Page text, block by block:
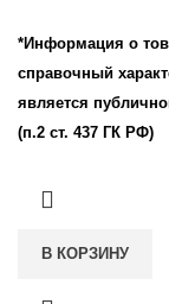
*Информация о
справочный
является
(п.2 ст. 437 ГК РФ)
В КОРЗИНУ